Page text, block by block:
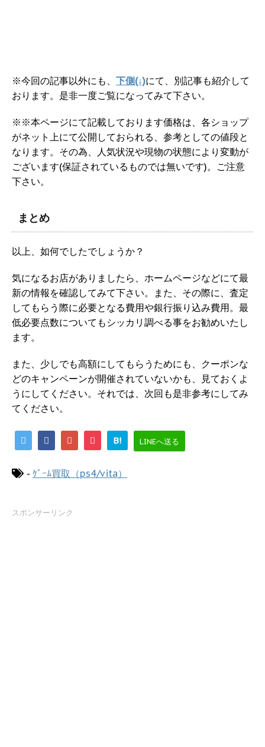
※今回の記事以外にも、 下側(↓)にて、別記事も紹介して
おります。是非一度ご覧になってみて下さい。
※※本ページにて記載しております価格は、各ショップ
がネット上にて公開しておられる、参考としての値段と
なります。その為、人気状況や現物の状態により変動が
ございます(保証されているものでは無いです)。ご注意
下さい。
まとめ
以上、如何でしたでしょうか？
気になるお店がありましたら、ホームページなどにて最
新の情報を確認してみて下さい。また、その際に、査定
してもらう際に必要となる費用や銀行振り込み費用。最
低必要点数についてもシッカリ調べる事をお勧めいたし
ます。
また、少しでも高額にしてもらうためにも、クーポンな
どのキャンペーンが開催されていないかも、見ておくよ
うにしてください。それでは、次回も是非参考にしてみ
てください。
B! LINEへ送る
- ｹﾞｰﾑ買取（ps4/vita）
スポンサーリンク